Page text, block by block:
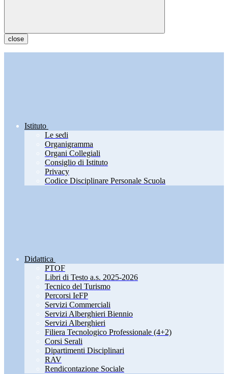
close
Istituto
Le sedi
Organigramma
Organi Collegiali
Consiglio di Istituto
Privacy
Codice Disciplinare Personale Scuola
Didattica
PTOF
Libri di Testo a.s. 2025-2026
Tecnico del Turismo
Percorsi IeFP
Servizi Commerciali
Servizi Alberghieri Biennio
Servizi Alberghieri
Filiera Tecnologico Professionale (4+2)
Corsi Serali
Dipartimenti Disciplinari
RAV
Rendicontazione Sociale